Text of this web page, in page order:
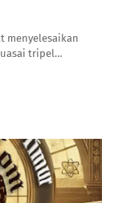
menyelesaikan
tripel…